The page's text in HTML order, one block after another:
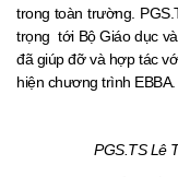
trong toàn trường.
trọng tới Bộ Giáo dục
đã giúp đỡ và hợp tác
hiện chương trình EBBA.
PGS.TS Lê